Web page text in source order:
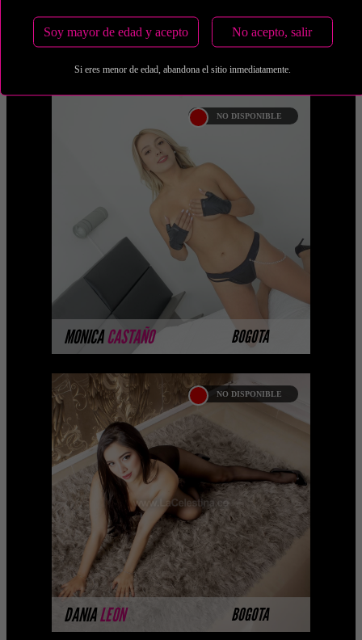
Soy mayor de edad y acepto No acepto, salir
Si eres menor de edad, abandona el sitio inmediatamente.
MÁS INFORMACIÓN
MONICACASTAÑO BOGOTA
NO DISPONIBLE
MONICA CASTAÑO
Hola, mi nombre es Monica Castaño,
soy una prepago de bogota muy
ardiente dispuesta a hacer lo que
quieras, tengo el cabello ...
MÁS INFORMACIÓN
DANIALEON BOGOTA
NO DISPONIBLE
DANIA LEON
Las mejores prepagos escorts, call girls,
putas, putas y acompañantes
universitarias vip en Colombia. La
mejor agencia de Colombia ...
MÁS INFORMACIÓN